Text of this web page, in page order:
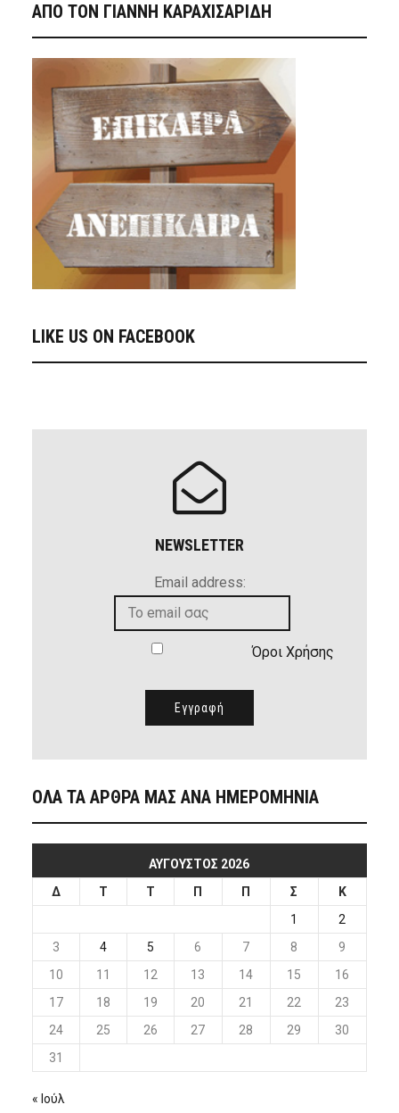
ΑΠΟ ΤΟΝ ΓΙΑΝΝΗ ΚΑΡΑΧΙΣΑΡΙΔΗ
LIKE US ON FACEBOOK
NEWSLETTER
Email address:
Όροι Χρήσης
ΟΛΑ ΤΑ ΑΡΘΡΑ ΜΑΣ ΑΝΑ ΗΜΕΡΟΜΗΝΙΑ
ΑΎΓΟΥΣΤΟΣ 2026
Δ
Τ Τ Π Π Σ
Κ
1
2
3
4 5 6 7 8
9
10
11 12 13 14 15
16
17
18 19 20 21 22
23
24
25 26 27 28 29
30
31
« Ιούλ